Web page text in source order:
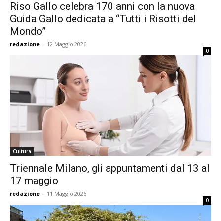
Riso Gallo celebra 170 anni con la nuova
Guida Gallo dedicata a “Tutti i Risotti del
Mondo”
redazione - 12 Maggio 2026
0
Cultura
Triennale Milano, gli appuntamenti dal 13 al
17 maggio
redazione - 11 Maggio 2026
0